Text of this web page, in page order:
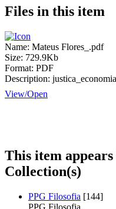
Files in this item
Name: Mateus Flores_.pdf
Size: 729.9Kb
Format: PDF
Description: justica_economia
View/Open
This item
Collection(s)
PPG Filosofia [144]
PPG Filosofia